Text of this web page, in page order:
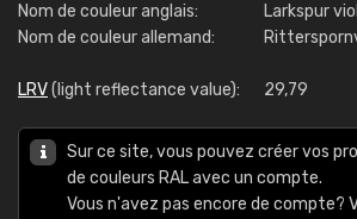
Nom de couleur anglais:
Larkspur
Nom de couleur allemand:
LRV(light reflectance value): 29,79
Sur ce site, vous pouvez créer vos
de couleurs RAL avec un compte.
Vous n'avez pas encore de compte?